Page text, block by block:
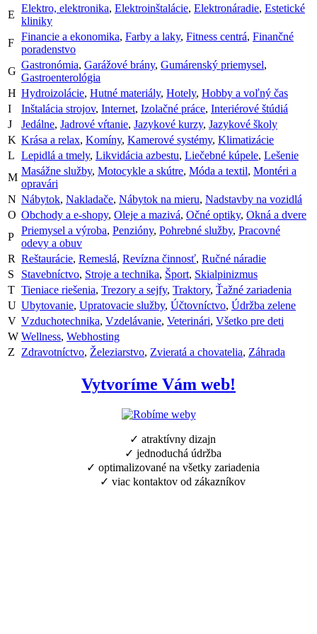
E
Elektro, elektronika, Elektroinštalácie, Elektronáradie, Estetické
kliniky
F
Financie a ekonomika, Farby a laky, Fitness centrá, Finančné
poradenstvo
G
Gastronómia, Garážové brány, Gumárenský priemysel,
Gastroenterológia
H Hydroizolácie, Hutné materiály, Hotely, Hobby a voľný čas
I
Inštalácia strojov, Internet, Izolačné práce, Interiérové štúdiá
J
Jedálne, Jadrové vŕtanie, Jazykové kurzy, Jazykové školy
K Krása a relax, Komíny, Kamerové systémy, Klimatizácie
L Lepidlá a tmely, Likvidácia azbestu, Liečebné kúpele, Lešenie
M
Masážne služby, Motocykle a skútre, Móda a textil, Montéri a
opravári
N Nábytok, Nakladače, Nábytok na mieru, Nadstavby na vozidlá
O Obchody a e-shopy, Oleje a mazivá, Očné optiky, Okná a dvere
P
Priemysel a výroba, Penzióny, Pohrebné služby, Pracovné
odevy a obuv
R Reštaurácie, Remeslá, Revízna činnosť, Ručné náradie
S
Stavebníctvo, Stroje a technika, Šport, Skialpinizmus
T Tieniace riešenia, Trezory a sejfy, Traktory, Ťažné zariadenia
U Ubytovanie, Upratovacie služby, Účtovníctvo, Údržba zelene
V Vzduchotechnika, Vzdelávanie, Veterinári, Všetko pre deti
W Wellness, Webhosting
Z
Zdravotníctvo, Železiarstvo, Zvieratá a chovatelia, Záhrada
Vytvoríme Vám web!
✓ atraktívny dizajn
✓ jednoduchá údržba
✓ optimalizované na všetky zariadenia
✓ viac kontaktov od zákazníkov